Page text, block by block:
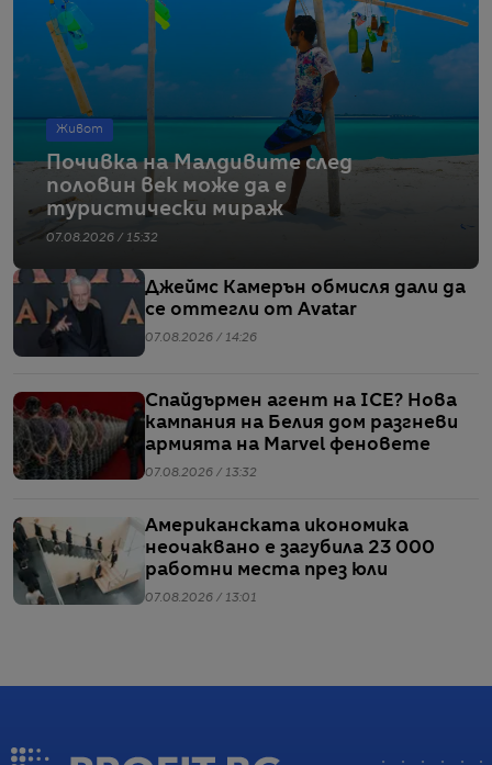
Живот
Почивка на Малдивите след
половин век може да е
туристически мираж
07.08.2026 / 15:32
Джеймс Камерън обмисля дали да
се оттегли от Avatar
07.08.2026 / 14:26
Спайдърмен агент на ICE? Нова
кампания на Белия дом разгневи
армията на Marvel феновете
07.08.2026 / 13:32
Американската икономика
неочаквано е загубила 23 000
работни места през юли
07.08.2026 / 13:01